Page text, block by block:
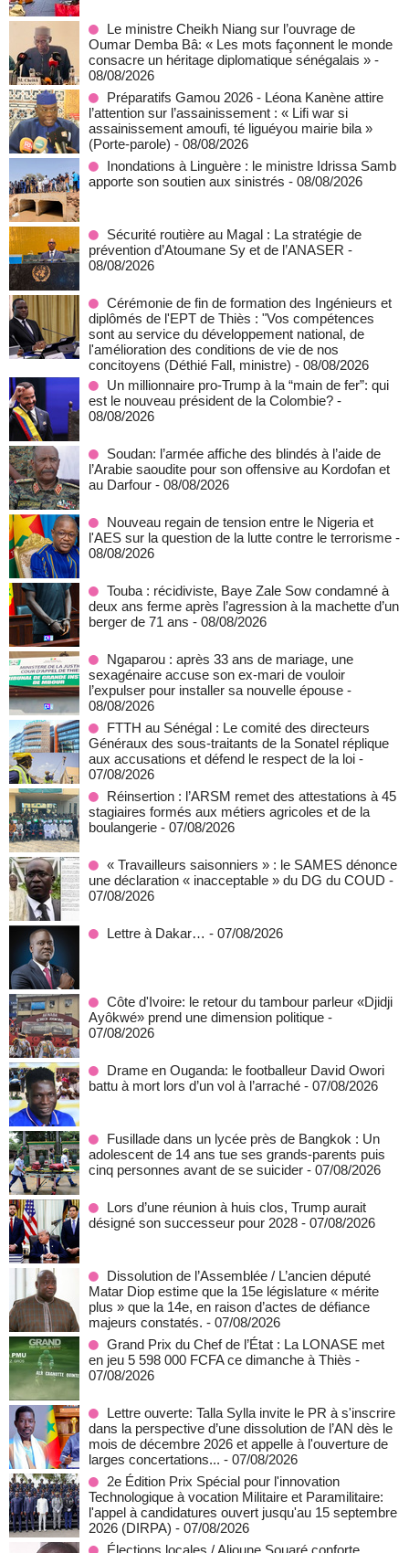
Le ministre Cheikh Niang sur l’ouvrage de
Oumar Demba Bâ: « Les mots façonnent le monde
consacre un héritage diplomatique sénégalais » -
08/08/2026
Préparatifs Gamou 2026 - Léona Kanène attire
l’attention sur l’assainissement : « Lifi war si
assainissement amoufi, té liguéyou mairie bila »
(Porte-parole) - 08/08/2026
Inondations à Linguère : le ministre Idrissa Samb
apporte son soutien aux sinistrés - 08/08/2026
Sécurité routière au Magal : La stratégie de
prévention d’Atoumane Sy et de l’ANASER -
08/08/2026
Cérémonie de fin de formation des Ingénieurs et
diplômés de l'EPT de Thiès : "Vos compétences
sont au service du développement national, de
l'amélioration des conditions de vie de nos
concitoyens (Déthié Fall, ministre) - 08/08/2026
Un millionnaire pro-Trump à la “main de fer”: qui
est le nouveau président de la Colombie? -
08/08/2026
Soudan: l’armée affiche des blindés à l’aide de
l’Arabie saoudite pour son offensive au Kordofan et
au Darfour - 08/08/2026
Nouveau regain de tension entre le Nigeria et
l'AES sur la question de la lutte contre le terrorisme -
08/08/2026
Touba : récidiviste, Baye Zale Sow condamné à
deux ans ferme après l’agression à la machette d’un
berger de 71 ans - 08/08/2026
Ngaparou : après 33 ans de mariage, une
sexagénaire accuse son ex-mari de vouloir
l’expulser pour installer sa nouvelle épouse -
08/08/2026
FTTH au Sénégal : Le comité des directeurs
Généraux des sous-traitants de la Sonatel réplique
aux accusations et défend le respect de la loi -
07/08/2026
Réinsertion : l’ARSM remet des attestations à 45
stagiaires formés aux métiers agricoles et de la
boulangerie - 07/08/2026
« Travailleurs saisonniers » : le SAMES dénonce
une déclaration « inacceptable » du DG du COUD -
07/08/2026
Lettre à Dakar… - 07/08/2026
Côte d'Ivoire: le retour du tambour parleur «Djidji
Ayôkwé» prend une dimension politique -
07/08/2026
Drame en Ouganda: le footballeur David Owori
battu à mort lors d’un vol à l’arraché - 07/08/2026
Fusillade dans un lycée près de Bangkok : Un
adolescent de 14 ans tue ses grands-parents puis
cinq personnes avant de se suicider - 07/08/2026
Lors d’une réunion à huis clos, Trump aurait
désigné son successeur pour 2028 - 07/08/2026
Dissolution de l’Assemblée / L’ancien député
Matar Diop estime que la 15e législature « mérite
plus » que la 14e, en raison d’actes de défiance
majeurs constatés. - 07/08/2026
Grand Prix du Chef de l’État : La LONASE met
en jeu 5 598 000 FCFA ce dimanche à Thiès -
07/08/2026
Lettre ouverte: Talla Sylla invite le PR à s'inscrire
dans la perspective d’une dissolution de l’AN dès le
mois de décembre 2026 et appelle à l'ouverture de
larges concertations... - 07/08/2026
2e Édition Prix Spécial pour l'innovation
Technologique à vocation Militaire et Paramilitaire:
l'appel à candidatures ouvert jusqu'au 15 septembre
2026 (DIRPA) - 07/08/2026
Élections locales / Alioune Souaré conforte